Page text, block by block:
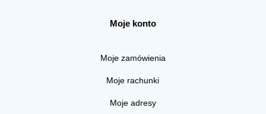
Moje konto
Moje zamówienia
Moje rachunki
Moje adresy